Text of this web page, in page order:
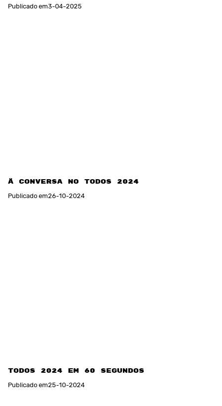
Publicado em3-04-2025
À conversa no TODOS 2024
Publicado em26-10-2024
TODOS 2024 em 60 segundos
Publicado em25-10-2024